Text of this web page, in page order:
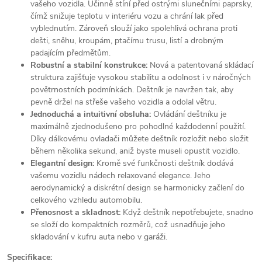
vašeho vozidla. Účinně stíní před ostrými slunečními paprsky,
čímž snižuje teplotu v interiéru vozu a chrání lak před
vyblednutím. Zároveň slouží jako spolehlivá ochrana proti
dešti, sněhu, kroupám, ptačímu trusu, listí a drobným
padajícím předmětům.
Robustní a stabilní konstrukce: Nová a patentovaná skládací
struktura zajišťuje vysokou stabilitu a odolnost i v náročných
povětrnostních podmínkách. Deštník je navržen tak, aby
pevně držel na střeše vašeho vozidla a odolal větru.
Jednoduchá a intuitivní obsluha: Ovládání deštníku je
maximálně zjednodušeno pro pohodlné každodenní použití.
Díky dálkovému ovladači můžete deštník rozložit nebo složit
během několika sekund, aniž byste museli opustit vozidlo.
Elegantní design: Kromě své funkčnosti deštník dodává
vašemu vozidlu nádech relaxované elegance. Jeho
aerodynamický a diskrétní design se harmonicky začlení do
celkového vzhledu automobilu.
Přenosnost a skladnost: Když deštník nepotřebujete, snadno
se složí do kompaktních rozměrů, což usnadňuje jeho
skladování v kufru auta nebo v garáži.
Specifikace: